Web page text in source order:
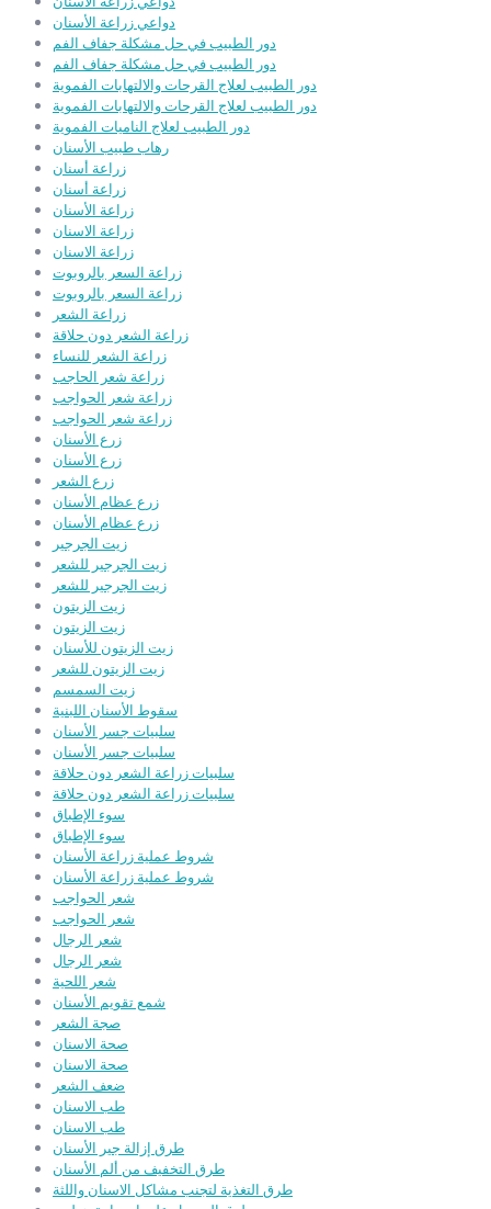
دواعي زراعة الأسنان
دور الطبيب في حل مشكلة جفاف الفم
دور الطبيب في حل مشكلة جفاف الفم
دور الطبيب لعلاج القرحات والالتهابات الفموية
دور الطبيب لعلاج القرحات والالتهابات الفموية
دور الطبيب لعلاج الناميات الفموية
رهاب طبيب الأسنان
زراعة أسنان
زراعة أسنان
زراعة الأسنان
زراعة الاسنان
زراعة الاسنان
زراعة السعر بالروبوت
زراعة السعر بالروبوت
زراعة الشعر
زراعة الشعر دون حلاقة
زراعة الشعر للنساء
زراعة شعر الحاجب
زراعة شعر الحواجب
زراعة شعر الحواجب
زرع الأسنان
زرع الأسنان
زرع الشعر
زرع عظام الأسنان
زرع عظام الأسنان
زيت الجرجير
زيت الجرجير للشعر
زيت الجرجير للشعر
زيت الزيتون
زيت الزيتون
زيت الزيتون للأسنان
زيت الزيتون للشعر
زيت السمسم
سقوط الأسنان اللبنية
سلبيات جسر الأسنان
سلبيات جسر الأسنان
سلبيات زراعة الشعر دون حلاقة
سلبيات زراعة الشعر دون حلاقة
سوء الإطباق
سوء الإطباق
شروط عملية زراعة الأسنان
شروط عملية زراعة الأسنان
شعر الحواجب
شعر الحواجب
شعر الرجال
شعر الرجال
شعر اللحية
شمع تقويم الأسنان
صجة الشعر
صحة الاسنان
صحة الاسنان
ضعف الشعر
طب الاسنان
طب الاسنان
طرق إزالة جير الأسنان
طرق التخفيف من ألم الأسنان
طرق التغذية لتجنب مشاكل الاسنان واللثة